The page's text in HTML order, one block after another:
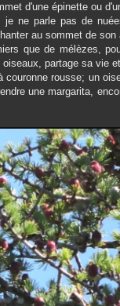
d'une épinette ou
ne parle pas de
au sommet de son
que de mélèzes,
partage sa vie
rousse; un
une margarita,